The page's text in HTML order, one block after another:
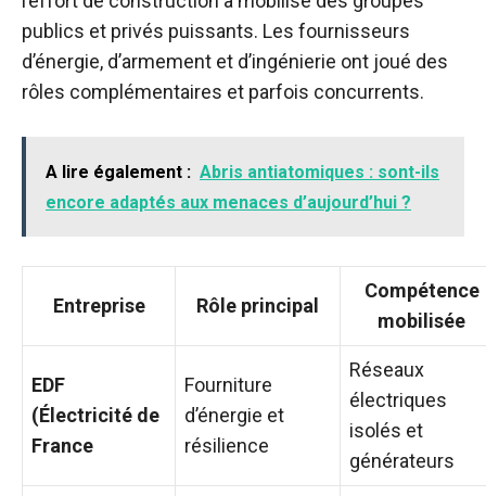
publics et privés puissants. Les fournisseurs
d’énergie, d’armement et d’ingénierie ont joué des
rôles complémentaires et parfois concurrents.
A lire également : Abris antiatomiques : sont-ils
encore adaptés aux menaces d’aujourd’hui ?
Entreprise Rôle principal
Compétence
mobilisée
EDF
(Électricité de
France
Fourniture
d’énergie et
résilience
Réseaux
électriques
isolés et
générateurs